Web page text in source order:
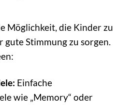
Möglichkeit, die Kinder zu
Stimmung zu sorgen.
Einfache
wie „Memory“ oder